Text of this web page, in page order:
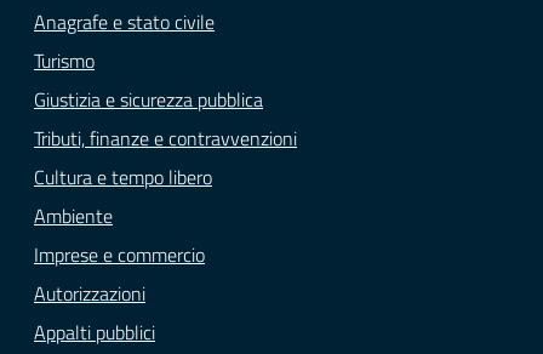
Anagrafe e stato civile
Turismo
Giustizia e sicurezza pubblica
Tributi, finanze e contravvenzioni
Cultura e tempo libero
Ambiente
Imprese e commercio
Autorizzazioni
Appalti pubblici